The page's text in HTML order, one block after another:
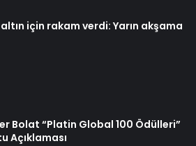
için rakam verdi: Yarın akşama
Bolat “Platin Global 100 Ödülleri”
Açıklaması